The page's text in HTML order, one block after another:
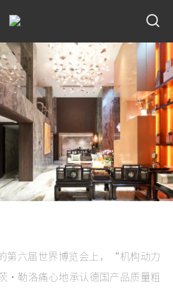
第六届世界博览会上，“机构动力
勒洛痛心地承认德国产品质量粗